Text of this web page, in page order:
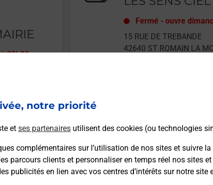
notre priorité
et ses partenaires utilisent des cookies (ou technologies
complémentaires sur l’utilisation de nos sites et suivre
parcours clients et personnaliser en temps réel nos sites
publicités en lien avec vos centres d’intérêts sur notre site
09h00
Fermé - ouvre
15 RUE DE TREBANDE
42640 ST ROMAIN LA